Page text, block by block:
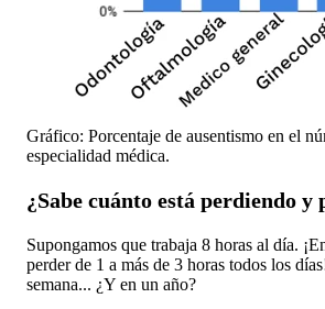
Gráfico: Porcentaje de ausentismo en el
especialidad médica.
¿Sabe cuánto está perdiendo y
Supongamos que trabaja 8 horas al día.
perder de 1 a más de 3 horas todos los
semana... ¿Y en un año?